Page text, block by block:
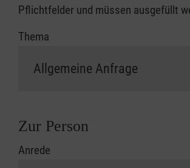
Pflichtfelder und müssen ausgefüllt
Thema
Zur Person
Anrede